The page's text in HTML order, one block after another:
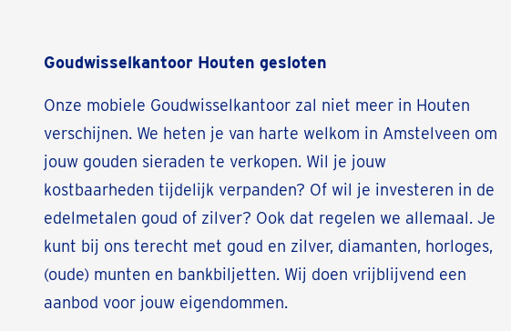
Goudwisselkantoor Houten gesloten
Onze mobiele Goudwisselkantoor zal niet meer in Houten
verschijnen. We heten je van harte welkom in Amstelveen om
jouw gouden sieraden te verkopen. Wil je jouw
kostbaarheden tijdelijk verpanden? Of wil je investeren in de
edelmetalen goud of zilver? Ook dat regelen we allemaal. Je
kunt bij ons terecht met goud en zilver, diamanten, horloges,
(oude) munten en bankbiljetten. Wij doen vrijblijvend een
aanbod voor jouw eigendommen.